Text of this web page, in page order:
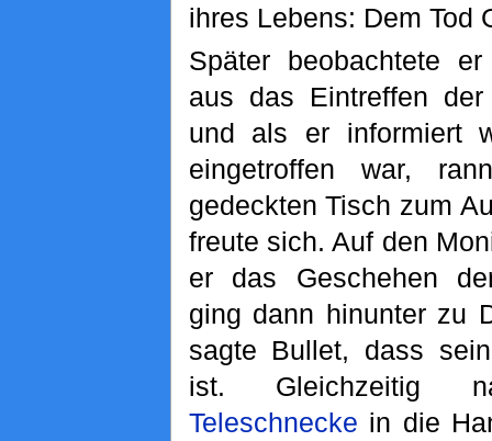
ihres Lebens: Dem Tod
Später beobachtete
aus das Eintreffen
und als er informiert
eingetroffen war,
gedeckten Tisch zum
freute sich. Auf den
er das Geschehen
ging dann hinunter zu
sagte Bullet, dass
ist. Gleichzeitig
Teleschnecke in die